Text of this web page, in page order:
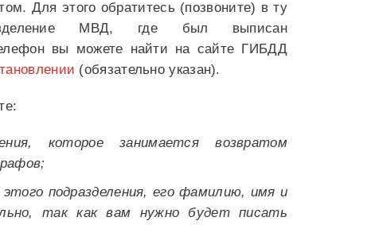
Для этого обратитесь (позвоните) в ту
МВД, где был выписан
вы можете найти на сайте ГИБДД
(обязательно указан).
которое занимается возвратом
подразделения, его фамилию, имя и
так как вам нужно будет писать